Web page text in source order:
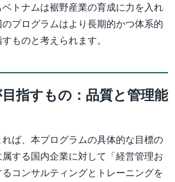
トナムは裾野産業の育成に力を入れ
プログラムはより長期的かつ体系的
ものと考えられます。
指すもの：品質と管理能
ば、本プログラムの具体的な目標の
する国内企業に対して「経営管理お
コンサルティングとトレーニングを